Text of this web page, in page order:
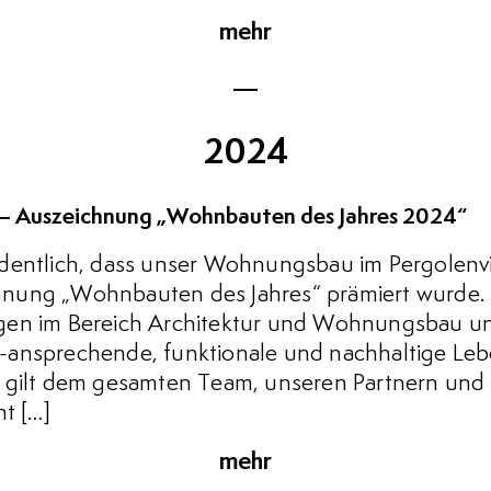
mehr
2024
„Wohnbauten des Jahres 2024“
dass unser Wohnungsbau im
„Wohnbauten des Jahres“ prämiert
im Bereich Architektur und Wohnungsbau
funktionale und nachhaltige
dem gesamten Team, unseren Partnern
[…]
mehr